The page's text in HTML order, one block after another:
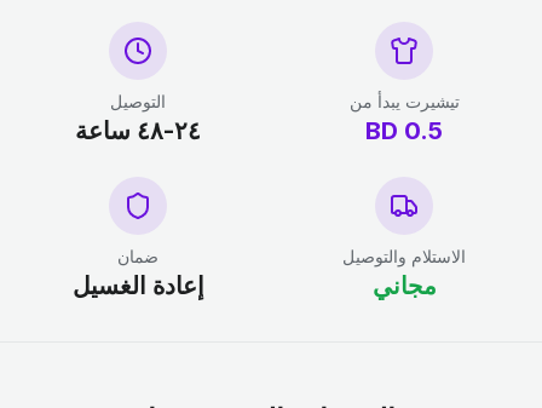
تيشيرت يبدأ من
0.5
BD
التوصيل
٢٤-٤٨ ساعة
الاستلام والتوصيل
مجاني
ضمان
إعادة الغسيل